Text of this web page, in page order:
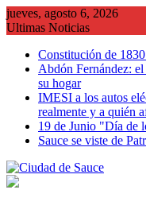
Saltar
al
jueves, agosto 6, 2026
Ultimas Noticias
Constitución de
Abdón Fernández:
su hogar
IMESI a los autos
realmente y a quién
19 de Junio "Día de
Sauce se viste de